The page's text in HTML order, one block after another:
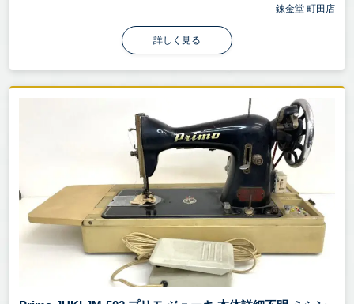
錬金堂 町田店
詳しく見る